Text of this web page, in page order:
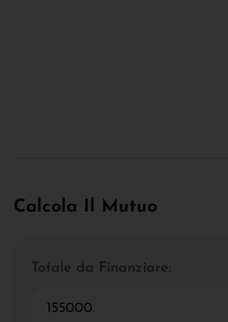
Calcola Il Mutuo
Totale da Finanziare: